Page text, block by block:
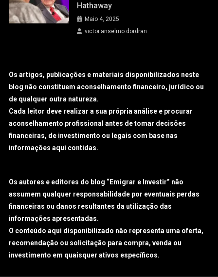
Hathaway
Maio 4, 2025
victor.anselmo.dordran
Os artigos, publicações e materiais disponibilizados neste
blog não constituem aconselhamento financeiro, jurídico ou
de qualquer outra natureza.
Cada leitor deve realizar a sua própria análise e procurar
aconselhamento profissional antes de tomar decisões
financeiras, de investimento ou legais com base nas
informações aqui contidas.
Os autores e editores do blog “Emigrar e Investir” não
assumem qualquer responsabilidade por eventuais perdas
financeiras ou danos resultantes da utilização das
informações apresentadas.
O conteúdo aqui disponibilizado não representa uma oferta,
recomendação ou solicitação para compra, venda ou
investimento em quaisquer ativos específicos.